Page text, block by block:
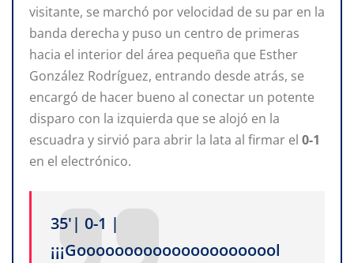
visitante, se marchó por velocidad de su par en la
banda derecha y puso un centro de primeras
hacia el interior del área pequeña que Esther
González Rodríguez, entrando desde atrás, se
encargó de hacer bueno al conectar un potente
disparo con la izquierda que se alojó en la
escuadra y sirvió para abrir la lata al firmar el 0-1
en el electrónico.
35'| 0-1 |
¡¡¡Goooooooooooooooooooool